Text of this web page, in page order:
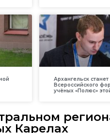
Архангельск
Всероссийского
учёных «Полюс»
Карелах